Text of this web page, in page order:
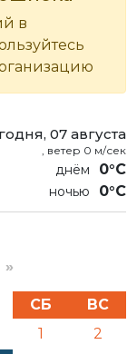
в
07 августа
, ветер 0 м/сек
0°C
0°C
СБ
ВС
1
2